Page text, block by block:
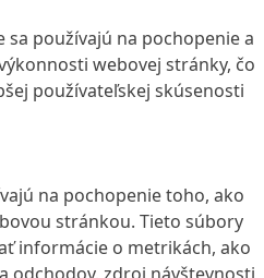
používajú na pochopenie a
webovej stránky, čo
používateľskej skúsenosti
na pochopenie toho, ako
stránkou. Tieto súbory
informácie o metrikách, ako